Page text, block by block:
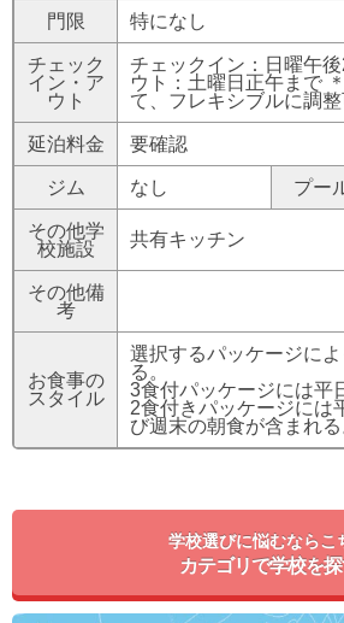
門限 特になし
チェック
イン・ア
ウト
チェックイン：日曜午
ウト：土曜日正午まで
て、フレキシブルに調
延泊料金 要確認
ジム なし プー
その他学
校施設
共有キッチン
その他備
考
お食事の
スタイル
選択するパッケージに
る。
3食付パッケージには平
2食付きパッケージには
び週末の朝食が含まれる
学校選びに悩むならこ
カテゴリで学校を